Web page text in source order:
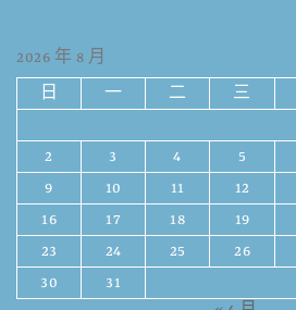
2026 年 8 月
日 一 二 三
2
3 4 5
9
10 11 12
16
17 18 19
23
24 25 26
30
31